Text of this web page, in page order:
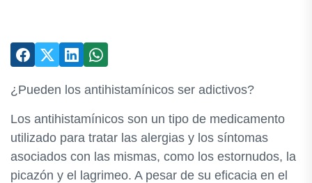
¿Pueden los antihistamínicos ser adictivos?
Los antihistamínicos son un tipo de medicamento
utilizado para tratar las alergias y los síntomas
asociados con las mismas, como los estornudos, la
picazón y el lagrimeo. A pesar de su eficacia en el